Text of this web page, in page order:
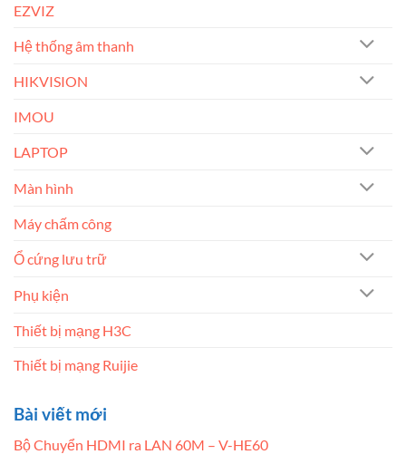
EZVIZ
Hệ thống âm thanh
HIKVISION
IMOU
LAPTOP
Màn hình
Máy chấm công
Ổ cứng lưu trữ
Phụ kiện
Thiết bị mạng H3C
Thiết bị mạng Ruijie
Bài viết mới
Bộ Chuyển HDMI ra LAN 60M – V-HE60